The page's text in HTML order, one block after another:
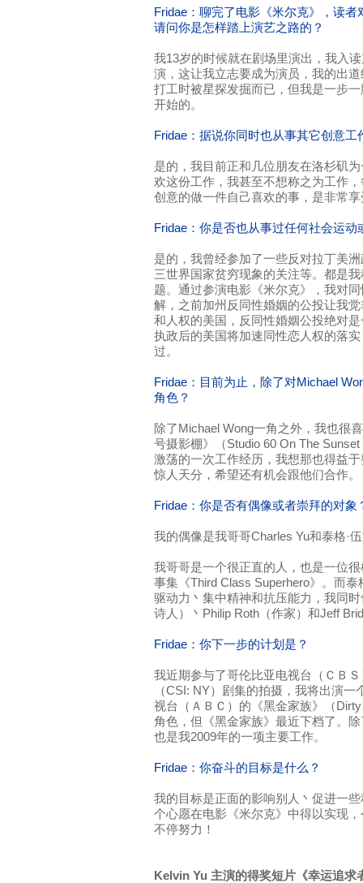
Fridae：聊完了电影《米尔克》，读
请问你是怎样踏上演艺之路的？
我13岁的时候就在剧场里演出，我入
演，这让我立志要成为演员，我的出
打工时被星探发掘而已，但我是一步
开始的。
Fridae：据说你同时也从事其它创意工
是的，我目前正和几位朋友在洛杉矶
欢这份工作，我甚至不想称之为工作
创意的做一件自己喜欢的事，是非常
Fridae：你是否也从事过任何社会运动
是的，我曾经参加了一些反对拉丁美
三世界国家贫穷现象的关注等。都是
题。通过参演电影《米尔克》，我对
解，之前加州反同性婚姻的公投让我
和人权的美国，反同性婚姻公投绝对
执政后的美国将加速同性恋人权的落
过。
Fridae：目前为止，除了对Michael
角色？
除了Michael Wong一角之外，我也很
号摄影棚》（Studio 60 On The
激荡的一次工作经历，我想那也得益
惊人天分，希望还有机会跟他们合作。
Fridae：你是否有偶像或者崇拜的对象
我的偶像是我哥哥Charles Yu和泰格·
我哥哥是一个很正直的人，也是一位
事集《Third Class Superhero》。而
驱动力丶集中精神和抗压能力，我同
诗人）丶Philip Roth（作家）和Jeff
Fridae：你下一步的计划是？
我近期参与了哥伦比亚电视台（ＣＢ
（CSI: NY）剧集的拍摄，我将出演
视台（ＡＢＣ）的《黑金家族》（
角色，但《黑金家族》最近下档了。
也是我2009年的一项主要工作。
Fridae：你奋斗的目标是什么？
我的目标是正面的影响别人丶促进一
个心愿在电影《米尔克》中得以实现
不停努力！
Kelvin Yu 主演的得奖短片《幸运追